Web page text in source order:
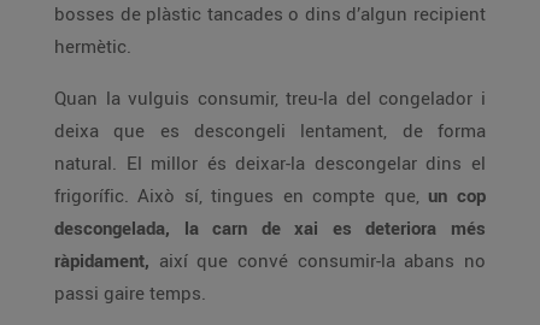
bosses de plàstic tancades o dins d’algun recipient
hermètic.
Quan la vulguis consumir, treu-la del congelador i
deixa que es descongeli lentament, de forma
natural. El millor és deixar-la descongelar dins el
frigorífic. Això sí, tingues en compte que, un cop
descongelada, la carn de xai es deteriora més
ràpidament, així que convé consumir-la abans no
passi gaire temps.